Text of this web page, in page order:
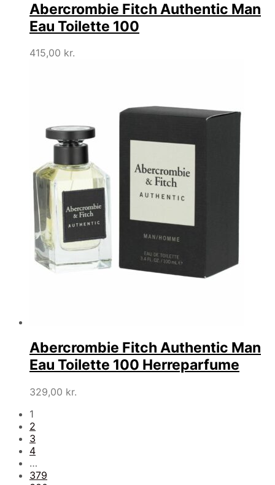
Abercrombie Fitch Authentic Man
Eau Toilette 100
415,00 kr.
Abercrombie Fitch Authentic Man
Eau Toilette 100 Herreparfume
329,00 kr.
1
2
3
4
…
379